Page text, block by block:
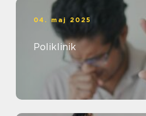
04. maj 2025
Poliklinik